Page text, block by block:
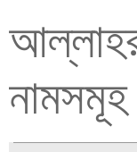
আল্লাহর
নামসমূহ